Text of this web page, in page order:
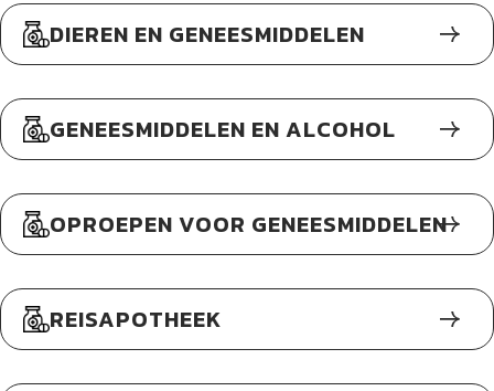
DIEREN EN GENEESMIDDELEN
GENEESMIDDELEN EN ALCOHOL
OPROEPEN VOOR GENEESMIDDELEN
REISAPOTHEEK